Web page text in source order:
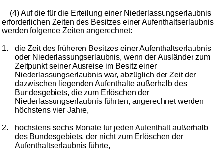
(4) Auf die für die Erteilung einer Niederlassungserlaubnis
erforderlichen Zeiten des Besitzes einer Aufenthaltserlaubnis
werden folgende Zeiten angerechnet:
1.
die Zeit des früheren Besitzes einer Aufenthaltserlaubnis
oder Niederlassungserlaubnis, wenn der Ausländer zum
Zeitpunkt seiner Ausreise im Besitz einer
Niederlassungserlaubnis war, abzüglich der Zeit der
dazwischen liegenden Aufenthalte außerhalb des
Bundesgebiets, die zum Erlöschen der
Niederlassungserlaubnis führten; angerechnet werden
höchstens vier Jahre,
2.
höchstens sechs Monate für jeden Aufenthalt außerhalb
des Bundesgebiets, der nicht zum Erlöschen der
Aufenthaltserlaubnis führte,